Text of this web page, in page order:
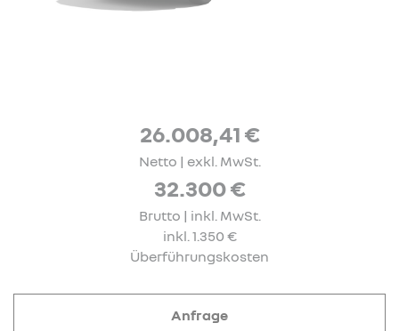
26.008,41 €
Netto | exkl. MwSt.
32.300 €
Brutto | inkl. MwSt.
inkl. 1.350 €
Überführungskosten
Anfrage